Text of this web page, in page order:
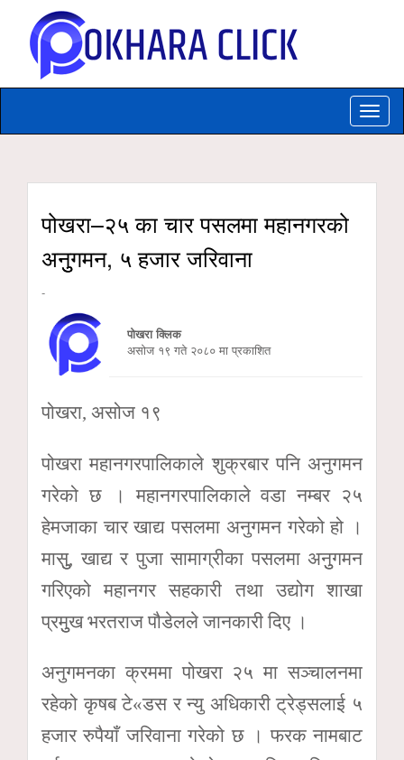
Toggle
पोखरा–२५ का चार पसलमा महानगरको
अनुुगमन, ५ हजार जरिवाना
-
पोखरा क्लिक
असाेज १९ गते २०८० मा प्रकाशित
पोखरा, असोज १९
पोखरा महानगरपालिकाले शुक्रबार पनि अनुगमन
गरेको छ । महानगरपालिकाले वडा नम्बर २५
हेमजाका चार खाद्य पसलमा अनुगमन गरेको हो ।
मासुु, खाद्य र पुजा सामाग्रीका पसलमा अनुुगमन
गरिएको महानगर सहकारी तथा उद्योग शाखा
प्रमुुख भरतराज पौडेलले जानकारी दिए ।
अनुगमनका क्रममा पोखरा २५ मा सञ्चालनमा
रहेको कृषब टे«डस र न्यु अधिकारी ट्रेड्सलाई ५
हजार रुपैयाँ जरिवाना गरेको छ । फरक नामबाट